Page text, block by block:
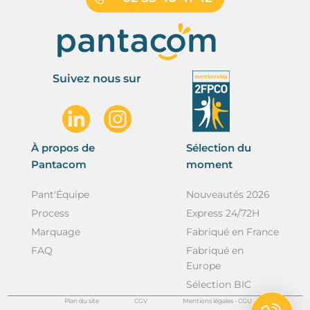
Suivez nous sur
À propos de
Pantacom
Pant'Équipe
Process
Marquage
FAQ
Sélection du
moment
Nouveautés 2026
Express 24/72H
Fabriqué en France
Fabriqué en
Europe
Sélection BIC
Plan du site CGV Mentions légales - CGU